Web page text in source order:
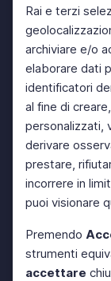
Rai e terzi
archiviare e/o
elaborare dati
identificatori
al fine di
personalizzati,
derivare
prestare,
incorrere in
puoi visionare
Premendo
strumenti
accettare